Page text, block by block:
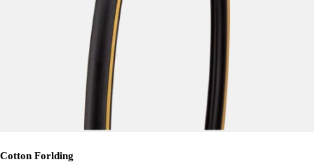
Cotton Forlding